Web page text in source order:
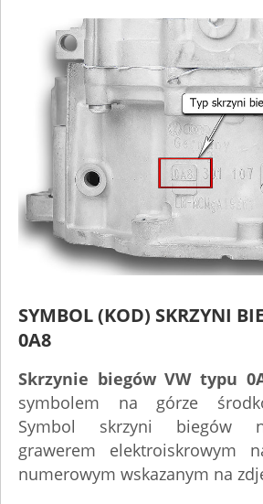
SYMBOL (KOD) SKRZYNI
0A8
Skrzynie biegów VW typu
symbolem na górze
Symbol skrzyni biegów
grawerem elektroiskrowym
numerowym wskazanym na